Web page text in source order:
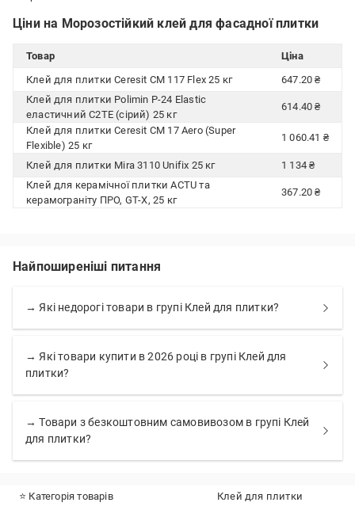
Ціни на Морозостійкий клей для фасадної плитки
Товар
Ціна
Клей для плитки Ceresit CM 117 Flex 25 кг
647.20 ₴
Клей для плитки Polimin P-24 Elastic
еластичний C2TE (сірий) 25 кг
614.40 ₴
Клей для плитки Ceresit CM 17 Aero (Super
Flexible) 25 кг
1 060.41 ₴
Клей для плитки Mira 3110 Unifix 25 кг
1 134 ₴
Клей для керамічної плитки ACTU та
керамограніту ПРО, GT-X, 25 кг
367.20 ₴
Найпоширеніші питання
→ Які недорогі товари в групі Клей для плитки?
→ Які товари купити в 2026 році в групі Клей для
плитки?
→ Товари з безкоштовним самовивозом в групі Клей
для плитки?
⭐ Категорія товарів Клей для плитки